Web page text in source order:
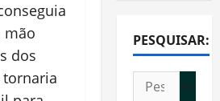
mão
dos
tornaria
PESQUISAR:
Pesquisar